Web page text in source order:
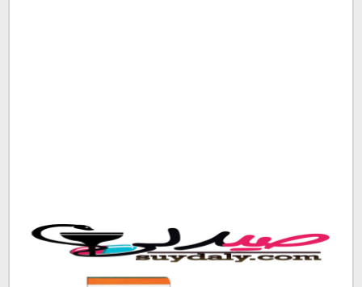
ما هو سيستون Cystone
مكونات سيستون أقراص Cystone Tablet